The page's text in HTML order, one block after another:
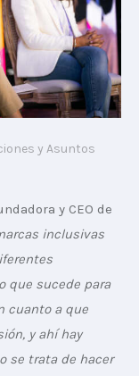
y Asuntos
y CEO de
inclusivas
que sucede para
cuanto a que
y ahí hay
se trata de hacer